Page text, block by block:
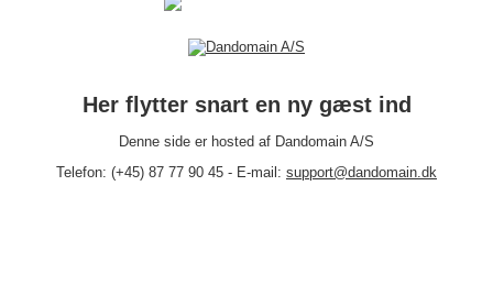
Her flytter snart en ny gæst ind
Denne side er hosted af Dandomain A/S
Telefon: (+45) 87 77 90 45 - E-mail: support@dandomain.dk